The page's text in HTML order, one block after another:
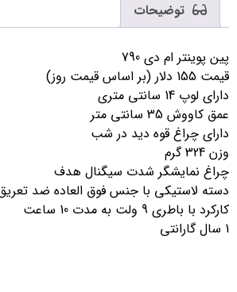
توضیحات
پوینتر ام دی 790
دلار (بر اساس قیمت روز)
لوپ 14 سانتی متری
کاووش 35 سانتی متر
چراغ قوه دید در شب
گرم
نمایشگر شدت سیگنال هدف
لاستیکی با جنس فوق العاده ضد تعریق
با باطری 9 ولت به مدت 10 ساعت